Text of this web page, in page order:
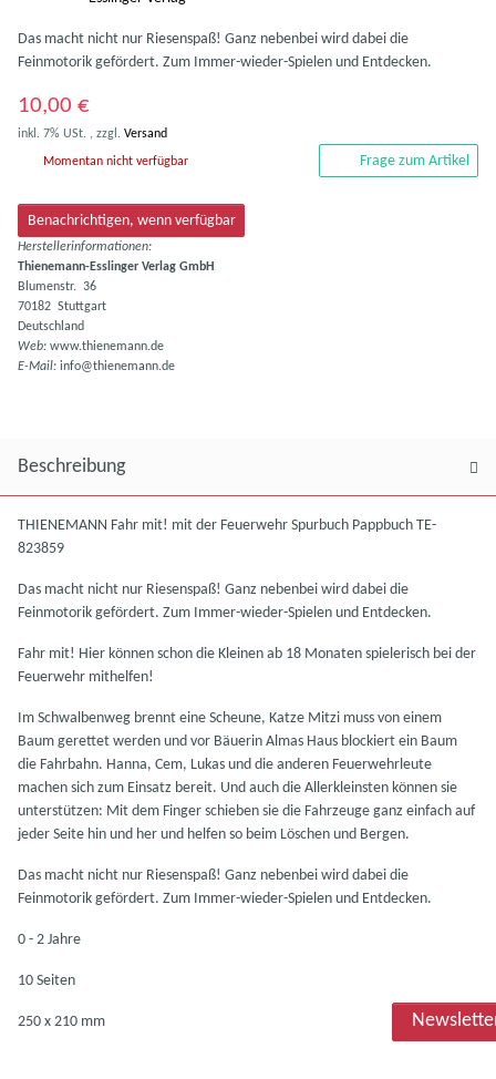
Das macht nicht nur Riesenspaß! Ganz nebenbei wird dabei die
Feinmotorik gefördert. Zum Immer-wieder-Spielen und Entdecken.
10,00 €
inkl. 7% USt. , zzgl. Versand
Momentan nicht verfügbar Frage zum Artikel
Benachrichtigen, wenn verfügbar
Herstellerinformationen:
Thienemann-Esslinger Verlag GmbH
Blumenstr. 36
70182 Stuttgart
Deutschland
Web: www.thienemann.de
E-Mail: info@thienemann.de
Beschreibung
THIENEMANN Fahr mit! mit der Feuerwehr Spurbuch Pappbuch TE-
823859
Das macht nicht nur Riesenspaß! Ganz nebenbei wird dabei die
Feinmotorik gefördert. Zum Immer-wieder-Spielen und Entdecken.
Fahr mit! Hier können schon die Kleinen ab 18 Monaten spielerisch bei der
Feuerwehr mithelfen!
Im Schwalbenweg brennt eine Scheune, Katze Mitzi muss von einem
Baum gerettet werden und vor Bäuerin Almas Haus blockiert ein Baum
die Fahrbahn. Hanna, Cem, Lukas und die anderen Feuerwehrleute
machen sich zum Einsatz bereit. Und auch die Allerkleinsten können sie
unterstützen: Mit dem Finger schieben sie die Fahrzeuge ganz einfach auf
jeder Seite hin und her und helfen so beim Löschen und Bergen.
Das macht nicht nur Riesenspaß! Ganz nebenbei wird dabei die
Feinmotorik gefördert. Zum Immer-wieder-Spielen und Entdecken.
0 - 2 Jahre
10 Seiten
250 x 210 mm